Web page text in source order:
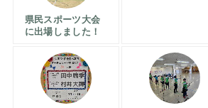
県民スポーツ大会
に出場しました！